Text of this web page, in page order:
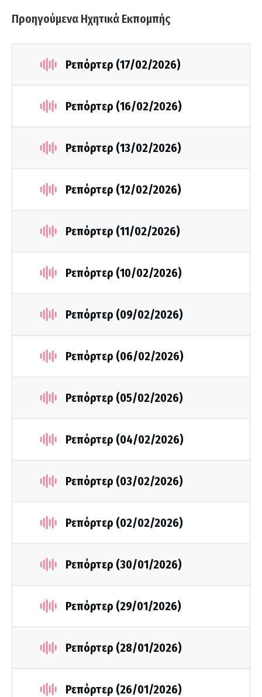
Προηγούμενα Ηχητικά Εκπομπής
Ρεπόρτερ (17/02/2026)
Ρεπόρτερ (16/02/2026)
Ρεπόρτερ (13/02/2026)
Ρεπόρτερ (12/02/2026)
Ρεπόρτερ (11/02/2026)
Ρεπόρτερ (10/02/2026)
Ρεπόρτερ (09/02/2026)
Ρεπόρτερ (06/02/2026)
Ρεπόρτερ (05/02/2026)
Ρεπόρτερ (04/02/2026)
Ρεπόρτερ (03/02/2026)
Ρεπόρτερ (02/02/2026)
Ρεπόρτερ (30/01/2026)
Ρεπόρτερ (29/01/2026)
Ρεπόρτερ (28/01/2026)
Ρεπόρτερ (26/01/2026)